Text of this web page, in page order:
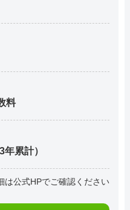
料
累計）
は公式HPでご確認ください